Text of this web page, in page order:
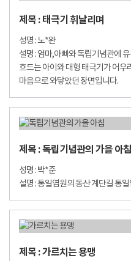
제목 : 태극기 휘날리며
성명 : 노*완
설명 : 엄마,아빠와 독립기념관에
흐드는 아이와 대형 태극기가 어우
마음으로 와닿았던 장면입니다.
제목 : 독립기념관의 가을 아침
성명 : 박*준
설명 : 통일염원의 동산 계단길 통
제목 : 가르치는 용맹